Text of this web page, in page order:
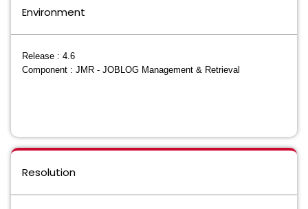
Environment
Release : 4.6
Component : JMR - JOBLOG Management & Retrieval
Resolution